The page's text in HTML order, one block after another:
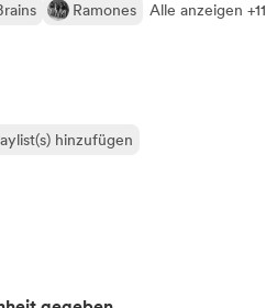
Ramones Alle anzeigen +11
hinzufügen